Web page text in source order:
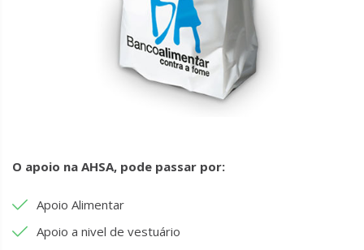
O apoio na AHSA, pode passar por:
Apoio Alimentar
Apoio a nivel de vestuário